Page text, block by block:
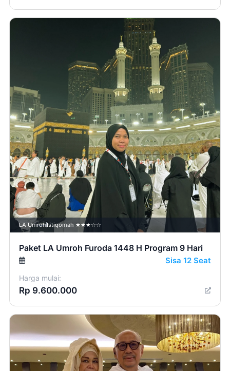
LA UmrohIstiqomah ★★★☆☆
Paket LA Umroh Furoda 1448 H Program 9 Hari
Sisa 12 Seat
Harga mulai:
Rp 9.600.000